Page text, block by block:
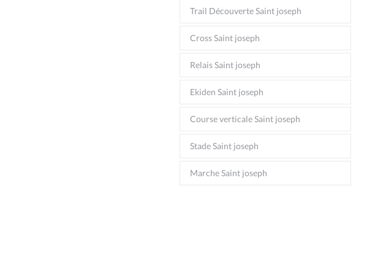
Trail Découverte Saint joseph
Cross Saint joseph
Relais Saint joseph
Ekiden Saint joseph
Course verticale Saint joseph
Stade Saint joseph
Marche Saint joseph